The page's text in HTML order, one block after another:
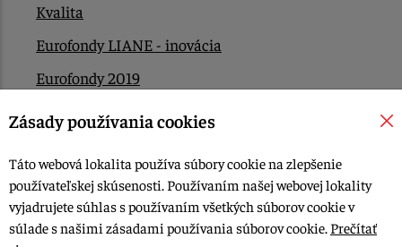
Kvalita
Eurofondy LIANE - inovácia
Eurofondy 2019
Eurofondy 2022/2023
Kontakt
© 2015-2026, LIANA GOLIAŠ s.r.o. všetky práva vyhradené.
Zásady používania cookies
Táto webová lokalita používa súbory cookie na zlepšenie
používateľskej skúsenosti. Používaním našej webovej lokality
vyjadrujete súhlas s používaním všetkých súborov cookie v
súlade s našimi zásadami používania súborov cookie. Prečítať